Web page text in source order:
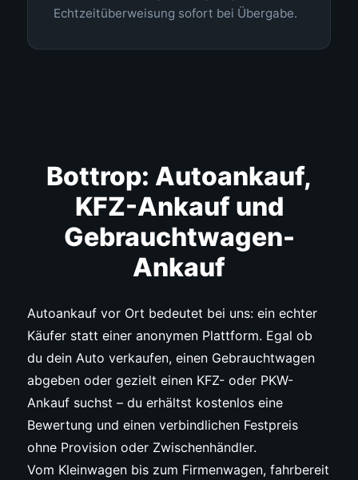
Echtzeitüberweisung sofort bei Übergabe.
Bottrop: Autoankauf,
KFZ-Ankauf und
Gebrauchtwagen-
Ankauf
Autoankauf vor Ort bedeutet bei uns: ein echter
Käufer statt einer anonymen Plattform. Egal ob
du dein Auto verkaufen, einen Gebrauchtwagen
abgeben oder gezielt einen KFZ- oder PKW-
Ankauf suchst – du erhältst kostenlos eine
Bewertung und einen verbindlichen Festpreis
ohne Provision oder Zwischenhändler.
Vom Kleinwagen bis zum Firmenwagen, fahrbereit